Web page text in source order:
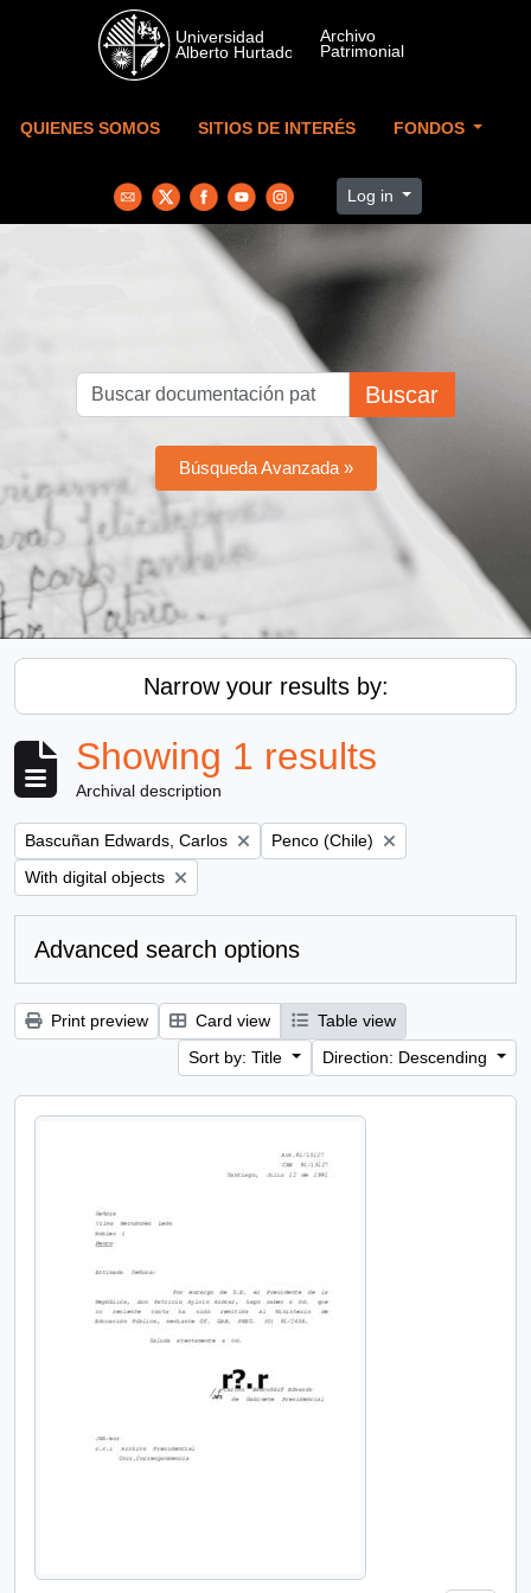
Skip to main content
QUIENES SOMOS SITIOS DE INTERÉS FONDOS
Log in
Buscar
Búsqueda Avanzada »
Narrow your results by:
Showing 1 results
Archival description
Remove filter:
Bascuñan Edwards, Carlos Remove filter:
Penco (Chile)
Remove filter:
With digital objects
Advanced search options
Print preview Card view
Table view
Sort by: Title
Direction: Descending